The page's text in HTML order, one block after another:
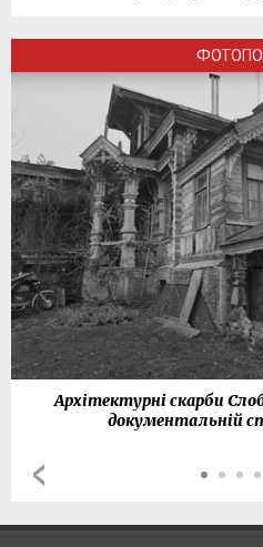
Архітектурні скарби
документальній